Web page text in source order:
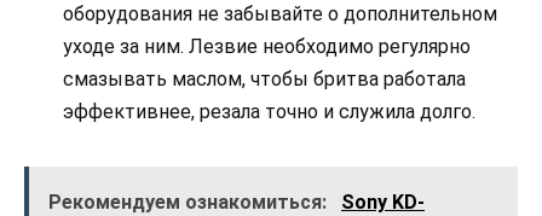
оборудования не забывайте о дополнительном
уходе за ним. Лезвие необходимо регулярно
смазывать маслом, чтобы бритва работала
эффективнее, резала точно и служила долго.
Рекомендуем ознакомиться:
Sony KD-